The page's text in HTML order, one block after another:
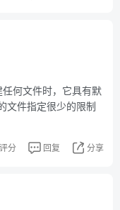
何文件时，它具有默
文件指定很少的限制
评分 回复 分享